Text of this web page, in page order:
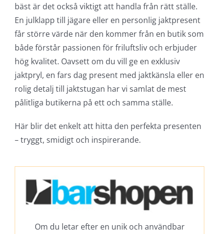
bäst är det också viktigt att handla från rätt ställe.
En julklapp till jägare eller en personlig jaktpresent
får större värde när den kommer från en butik som
både förstår passionen för friluftsliv och erbjuder
hög kvalitet. Oavsett om du vill ge en exklusiv
jaktpryl, en fars dag present med jaktkänsla eller en
rolig detalj till jaktstugan har vi samlat de mest
pålitliga butikerna på ett och samma ställe.
Här blir det enkelt att hitta den perfekta presenten
– tryggt, smidigt och inspirerande.
Om du letar efter en unik och användbar